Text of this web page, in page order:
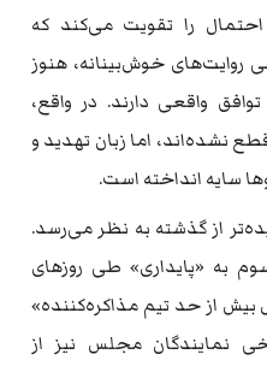
را تقویت می‌کند که
روایت‌های خوش‌بینانه، هنوز
واقعی دارند. در واقع،
نشده‌اند، اما زبان تهدید و
سایه انداخته است.
از گذشته به نظر می‌رسد.
به «پایداری» طی روزهای
بیش از حد تیم مذاکره‌کننده»
نمایندگان مجلس نیز از